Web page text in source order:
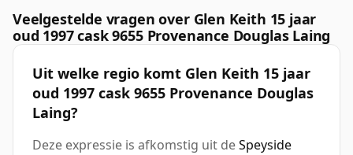
Veelgestelde vragen over Glen Keith 15 jaar
oud 1997 cask 9655 Provenance Douglas Laing
Uit welke regio komt Glen Keith 15 jaar
oud 1997 cask 9655 Provenance Douglas
Laing?
Deze expressie is afkomstig uit deSpeyside